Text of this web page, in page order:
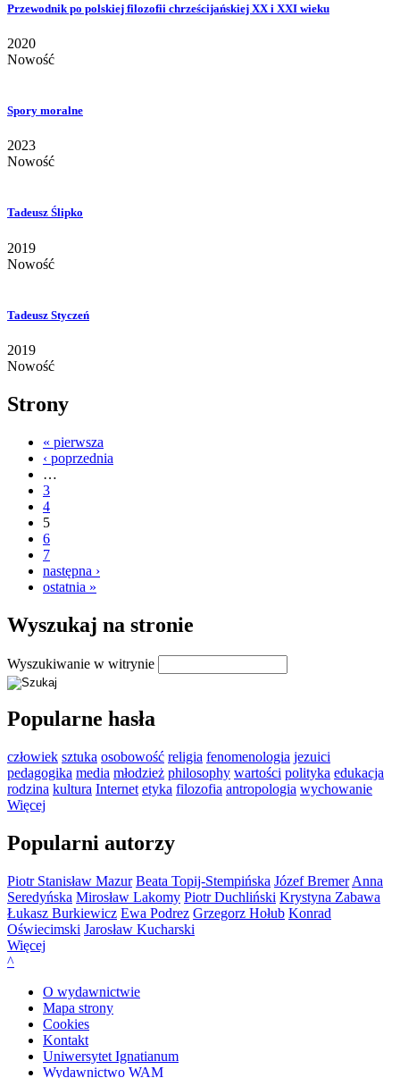
Przewodnik po polskiej filozofii chrześcijańskiej XX i XXI wieku
2020
Nowość
Spory moralne
2023
Nowość
Tadeusz Ślipko
2019
Nowość
Tadeusz Styczeń
2019
Nowość
Strony
« pierwsza
‹ poprzednia
…
3
4
5
6
7
następna ›
ostatnia »
Wyszukaj na stronie
Wyszukiwanie w witrynie
Popularne hasła
człowiek sztuka osobowość religia fenomenologia jezuici
pedagogika media młodzież philosophy wartości polityka edukacja
rodzina kultura Internet etyka filozofia antropologia wychowanie
Więcej
Popularni autorzy
Piotr Stanisław Mazur Beata Topij-Stempińska Józef Bremer Anna
Seredyńska Mirosław Lakomy Piotr Duchliński Krystyna Zabawa
Łukasz Burkiewicz Ewa Podrez Grzegorz Hołub Konrad
Oświecimski Jarosław Kucharski
Więcej
^
O wydawnictwie
Mapa strony
Cookies
Kontakt
Uniwersytet Ignatianum
Wydawnictwo WAM